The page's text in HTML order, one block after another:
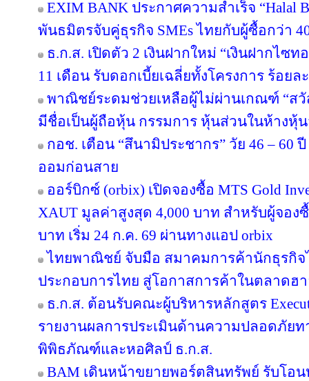
EXIM BANK ประกาศความสำเร็จ “Halal
พันธมิตรจับคู่ธุรกิจ SMEs ไทยกับผู้ซื้อกว่า
ธ.ก.ส. เปิดตัว 2 เงินฝากใหม่ “เงินฝากไซท
11 เดือน รับดอกเบี้ยเฉลี่ยทั้งโครงการ ร้อยล
พาณิชย์ระดมช่วยเหลือผู้ไม่ผ่านเกณฑ์ “ส
มีชื่อเป็นผู้ถือหุ้น กรรมการ หุ้นส่วนในห้างหุ้
กอช. เตือน “สึนามิประชากร” วัย 46 – 60
ออมก่อนสาย
ออร์บิกซ์ (orbix) เปิดจองซื้อ MTS Gold
XAUT มูลค่าสูงสุด 4,000 บาท สำหรับผู้จอง
บาท เริ่ม 24 ก.ค. 69 ผ่านทางแอป orbix
ไทยพาณิชย์ จับมือ สมาคมการค้านักธุรกิ
ประกอบการไทย สู่โอกาสการค้าในตลาดฮ
ธ.ก.ส. ต้อนรับคณะผู้บริหารหลักสูตร
รายงานผลการประเมินด้านความปลอดภัยท
พิพิธภัณฑ์และหอศิลป์ ธ.ก.ส.
BAM เดินหน้าขยายพอร์ตสินทรัพย์ รับโอ